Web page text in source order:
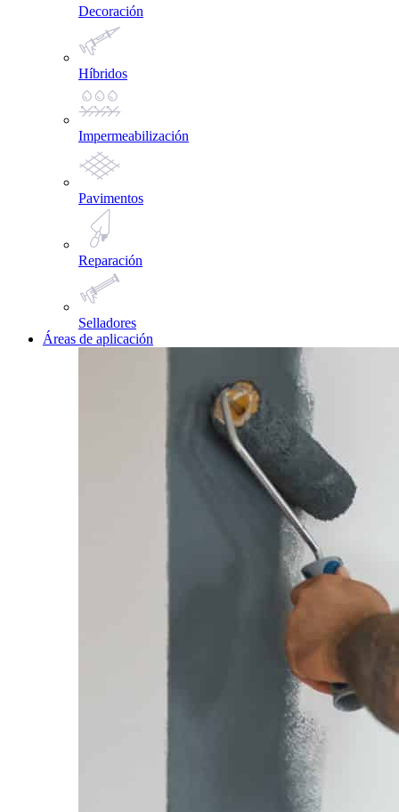
Decoración
Híbridos
Impermeabilización
Pavimentos
Reparación
Selladores
Áreas de aplicación